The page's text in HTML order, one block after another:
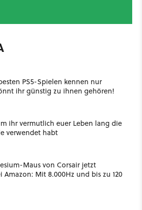
PS5-Spielen kennen nur
ihr günstig zu ihnen gehören!
ihr vermutlich euer Leben lang die
verwendet habt
Maus von Corsair jetzt
Amazon: Mit 8.000Hz und bis zu 120